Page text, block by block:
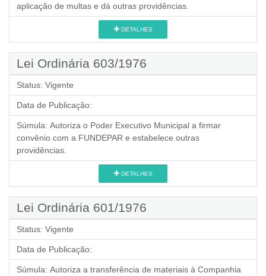
aplicação de multas e dá outras providências.
DETALHES
Lei Ordinária 603/1976
Status: Vigente
Data de Publicação:
Súmula: Autoriza o Poder Executivo Municipal a firmar
convênio com a FUNDEPAR e estabelece outras
providências.
DETALHES
Lei Ordinária 601/1976
Status: Vigente
Data de Publicação:
Súmula: Autoriza a transferência de materiais à Companhia